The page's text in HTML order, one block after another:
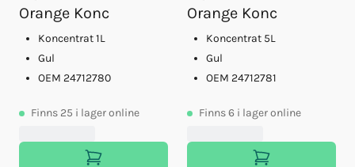
Orange Konc
Koncentrat 1L
Gul
OEM 24712780
Finns 25 i lager online
Orange Konc
Koncentrat 5L
Gul
OEM 24712781
Finns6 i lager online